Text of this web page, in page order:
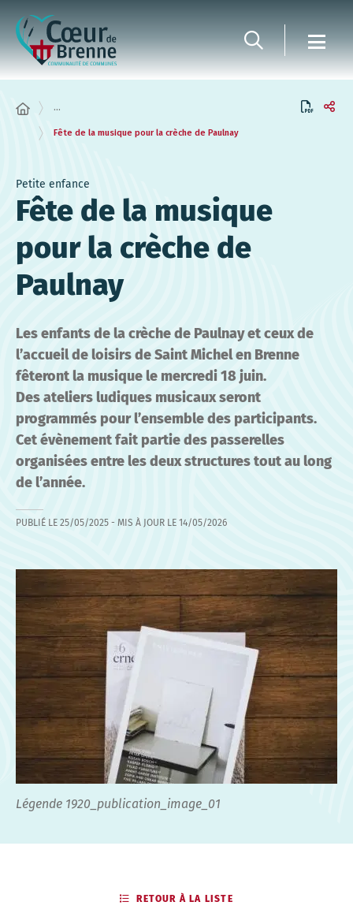
...
Fête de la musique pour la crèche de Paulnay
Petite enfance
Fête de la musique
pour la crèche de
Paulnay
Les enfants de la crèche de Paulnay et ceux de
l’accueil de loisirs de Saint Michel en Brenne
fêteront la musique le mercredi 18 juin.
Des ateliers ludiques musicaux seront
programmés pour l’ensemble des participants.
Cet évènement fait partie des passerelles
organisées entre les deux structures tout au long
de l’année.
PUBLIÉ LE 25/05/2025 - MIS À JOUR LE 14/05/2026
Légende 1920_publication_image_01
RETOUR À LA LISTE